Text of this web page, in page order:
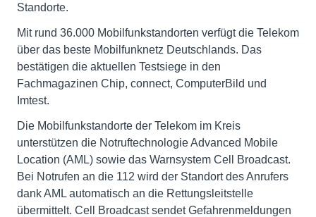
Standorte.
Mit rund 36.000 Mobilfunkstandorten verfügt die Telekom
über das beste Mobilfunknetz Deutschlands. Das
bestätigen die aktuellen Testsiege in den
Fachmagazinen Chip, connect, ComputerBild und
Imtest.
Die Mobilfunkstandorte der Telekom im Kreis
unterstützen die Notruftechnologie Advanced Mobile
Location (AML) sowie das Warnsystem Cell Broadcast.
Bei Notrufen an die 112 wird der Standort des Anrufers
dank AML automatisch an die Rettungsleitstelle
übermittelt. Cell Broadcast sendet Gefahrenmeldungen